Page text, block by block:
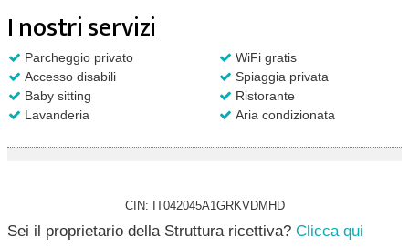
I nostri servizi
Parcheggio privato
WiFi gratis
Accesso disabili
Spiaggia privata
Baby sitting
Ristorante
Lavanderia
Aria condizionata
CIN: IT042045A1GRKVDMHD
Sei il proprietario della Struttura ricettiva? Clicca qui